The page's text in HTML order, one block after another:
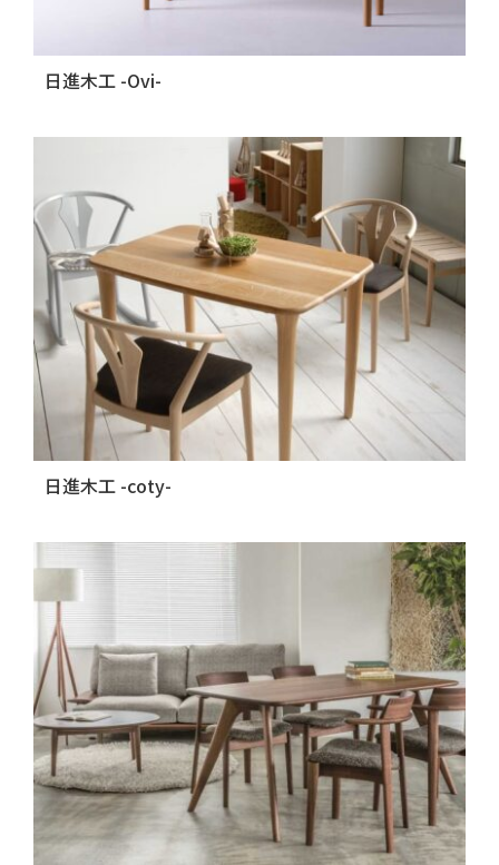
日進木工 -Ovi-
日進木工 -coty-